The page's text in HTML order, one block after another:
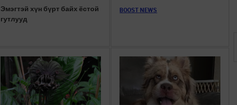
Эмэгтэй хүн бүрт байх ёстой
гутлууд
BOOST NEWS